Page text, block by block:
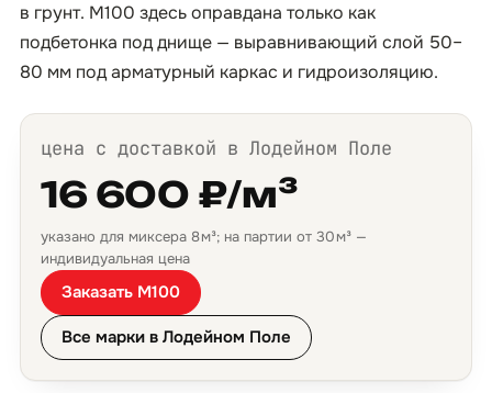
в грунт. М100 здесь оправдана только как
подбетонка под днище — выравнивающий слой 50–
80 мм под арматурный каркас и гидроизоляцию.
цена с доставкой в Лодейном Поле
16 600 ₽/м³
указано для миксера 8 м³; на партии от 30 м³ —
индивидуальная цена
Заказать М100
Все марки в Лодейном Поле